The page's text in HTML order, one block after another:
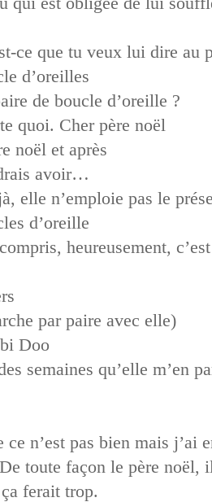
ce que tu veux lui dire au
d’oreilles
de boucle d’oreille ?
quoi. Cher père noël
noël et après
avoir…
elle n’emploie pas le
d’oreille
heureusement,
par paire avec elle)
Doo
semaines qu’elle m’en
n’est pas bien mais j’ai
toute façon le père noël,
ferait trop.